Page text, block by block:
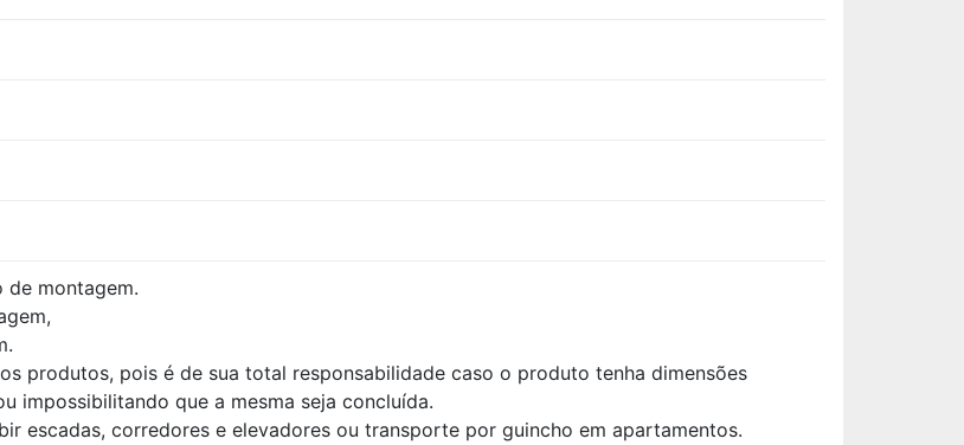
de montagem.
produtos, pois é de sua total responsabilidade caso o produto tenha dimensões
impossibilitando que a mesma seja concluída.
escadas, corredores e elevadores ou transporte por guincho em apartamentos.